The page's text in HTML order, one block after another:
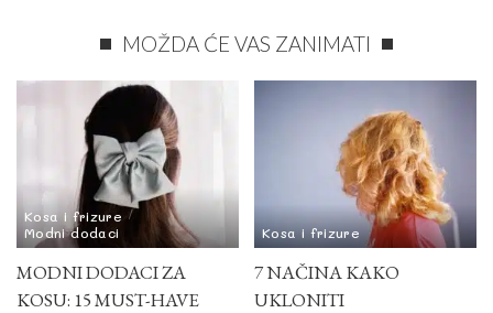
MOŽDA ĆE VAS ZANIMATI
Kosa i frizure
Modni dodaci
MODNI DODACI ZA
KOSU: 15 MUST-HAVE
Kosa i frizure
7 NAČINA KAKO
UKLONITI